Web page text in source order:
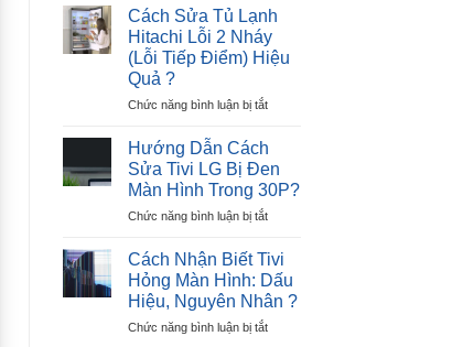
Lên
Trong
30P
Lỗi
hỏng
thường
khi
máy
sấy
quần
áo
Cách Sửa Tủ Lạnh
Hitachi Lỗi 2 Nháy
(Lỗi Tiếp Điểm) Hiệu
Quả ?
Chức năng bình luận bị tắtở
Lạnh
Hitachi
Lỗi
Nháy
(Lỗi
Tiếp
Điểm)
Hiệu
Hướng Dẫn Cách
Sửa Tivi LG Bị Đen
Màn Hình Trong 30P?
Chức năng bình luận bị tắtở
Dẫn
Cách
Sửa
Tivi
LG
Cách Nhận Biết Tivi
Hỏng Màn Hình: Dấu
Hiệu, Nguyên Nhân ?
Chức năng bình luận bị tắtở